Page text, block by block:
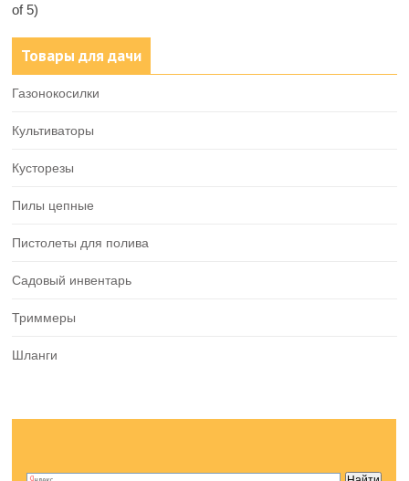
of 5)
Товары для дачи
Газонокосилки
Культиваторы
Кусторезы
Пилы цепные
Пистолеты для полива
Садовый инвентарь
Триммеры
Шланги